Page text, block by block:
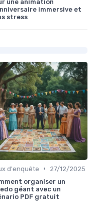
une animation
immersive et
stress
d'enquête •
27/12/2025
organiser un
géant avec un
PDF gratuit